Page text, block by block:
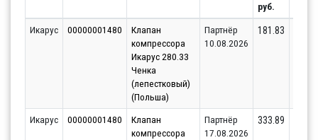
руб.
Икарус 00000001480
Клапан
компрессора
Икарус 280.33
Ченка
(лепестковый)
(Польша)
Партнёр
10.08.2026
181.83
Икарус 00000001480
Клапан
компрессора
Партнёр
17.08.2026
333.89